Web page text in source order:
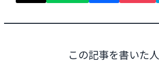
この記事を書いた人